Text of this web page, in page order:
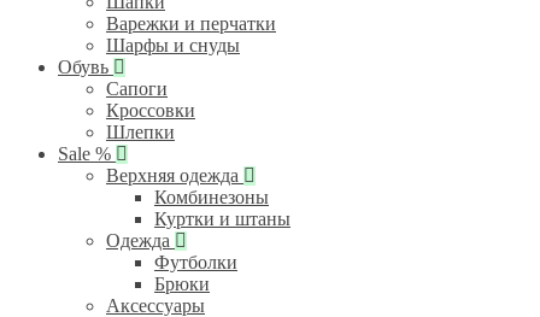
Варежки и перчатки
Шарфы и снуды
Обувь
Сапоги
Кроссовки
Шлепки
Sale %
Верхняя одежда
Комбинезоны
Куртки и штаны
Одежда
Футболки
Брюки
Аксессуары